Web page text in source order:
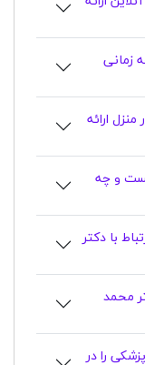
زمانی
ارائه
و چه
با دکتر
جابجایی نوبت های دکتر محمد
را در